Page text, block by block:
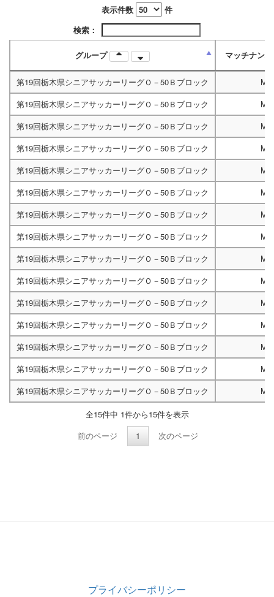
表示件数
件
検索：
グループ マッチナン
第19回栃木県シニアサッカーリーグＯ－50Ｂブロック
第19回栃木県シニアサッカーリーグＯ－50Ｂブロック
第19回栃木県シニアサッカーリーグＯ－50Ｂブロック
第19回栃木県シニアサッカーリーグＯ－50Ｂブロック
第19回栃木県シニアサッカーリーグＯ－50Ｂブロック
第19回栃木県シニアサッカーリーグＯ－50Ｂブロック
第19回栃木県シニアサッカーリーグＯ－50Ｂブロック
第19回栃木県シニアサッカーリーグＯ－50Ｂブロック
第19回栃木県シニアサッカーリーグＯ－50Ｂブロック
第19回栃木県シニアサッカーリーグＯ－50Ｂブロック
第19回栃木県シニアサッカーリーグＯ－50Ｂブロック
第19回栃木県シニアサッカーリーグＯ－50Ｂブロック
第19回栃木県シニアサッカーリーグＯ－50Ｂブロック
第19回栃木県シニアサッカーリーグＯ－50Ｂブロック
第19回栃木県シニアサッカーリーグＯ－50Ｂブロック
全15件中 1件から15件を表示
前のページ
1 次のページ
プライバシーポリシー